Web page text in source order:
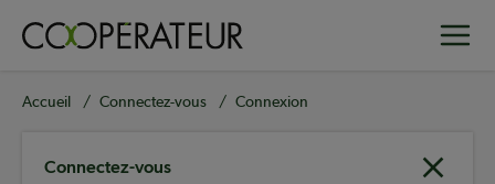
principal
Fil
Accueil Connectez-vous Connexion
Connectez-vous